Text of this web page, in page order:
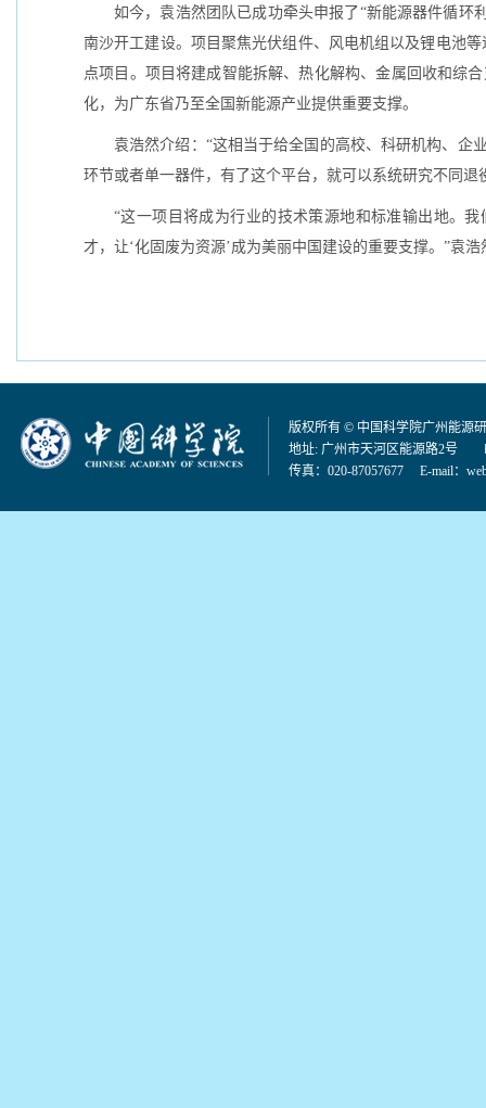
如今，袁浩然团队已成功牵头申报了“新能源器件循环
南沙开工建设。项目聚焦光伏组件、风电机组以及锂电池
点项目。项目将建成智能拆解、热化解构、金属回收和综
化，为广东省乃至全国新能源产业提供重要支撑。
袁浩然介绍：“这相当于给全国的高校、科研机构、企
环节或者单一器件，有了这个平台，就可以系统研究不同
“这一项目将成为行业的技术策源地和标准输出地。
才，让‘化固废为资源’成为美丽中国建设的重要支撑。”袁浩
版权所有 © 中国科学院广州能源
地址: 广州市天河区能源路2号
传真：020-87057677 E-mail：